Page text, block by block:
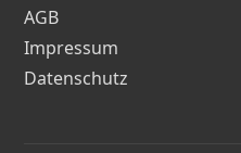
AGB
Impressum
Datenschutz